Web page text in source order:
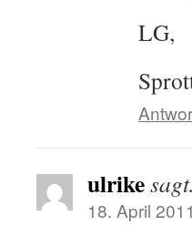
LG,
ulrike
18. April